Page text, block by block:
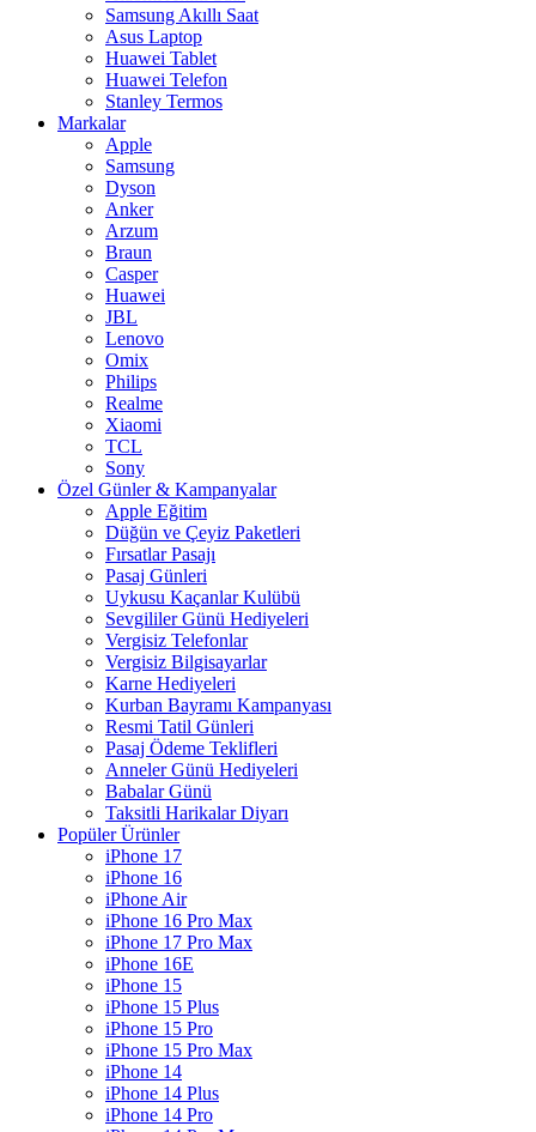
Samsung Akıllı Saat
Asus Laptop
Huawei Tablet
Huawei Telefon
Stanley Termos
Markalar
Apple
Samsung
Dyson
Anker
Arzum
Braun
Casper
Huawei
JBL
Lenovo
Omix
Philips
Realme
Xiaomi
TCL
Sony
Özel Günler & Kampanyalar
Apple Eğitim
Düğün ve Çeyiz Paketleri
Fırsatlar Pasajı
Pasaj Günleri
Uykusu Kaçanlar Kulübü
Sevgililer Günü Hediyeleri
Vergisiz Telefonlar
Vergisiz Bilgisayarlar
Karne Hediyeleri
Kurban Bayramı Kampanyası
Resmi Tatil Günleri
Pasaj Ödeme Teklifleri
Anneler Günü Hediyeleri
Babalar Günü
Taksitli Harikalar Diyarı
Popüler Ürünler
iPhone 17
iPhone 16
iPhone Air
iPhone 16 Pro Max
iPhone 17 Pro Max
iPhone 16E
iPhone 15
iPhone 15 Plus
iPhone 15 Pro
iPhone 15 Pro Max
iPhone 14
iPhone 14 Plus
iPhone 14 Pro